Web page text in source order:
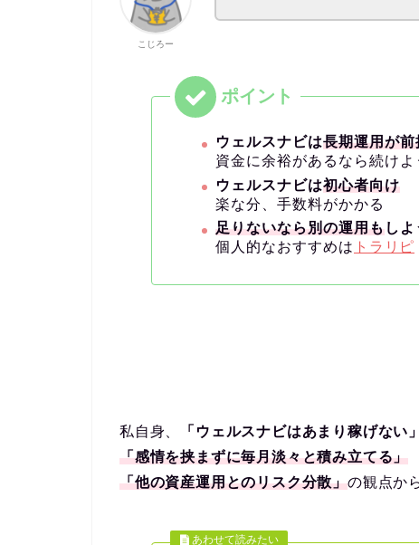
こじろー
ウェルスナビは長期運用が前
資金に余裕があるなら続けよ
ウェルスナビは初心者向け
楽な分、手数料がかかる
足りないなら別の運用もしよ
個人的なおすすめは トラリピ
私自身、 「ウェルスナビはあまり稼げない」
「感情を挟まずに毎月淡々と積み立てる」
「他の資産運用とのリスク分散」の観点か